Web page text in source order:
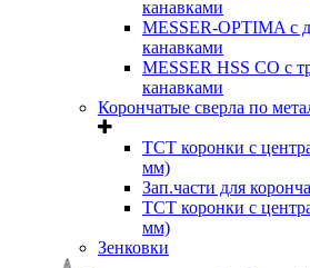
канавками
MESSER-OPTIMA с
канавками
MESSER HSS CО с
канавками
Корончатые сверла по
ТСТ коронки с
мм)
Зап.части для
ТСТ коронки с
мм)
Зенковки